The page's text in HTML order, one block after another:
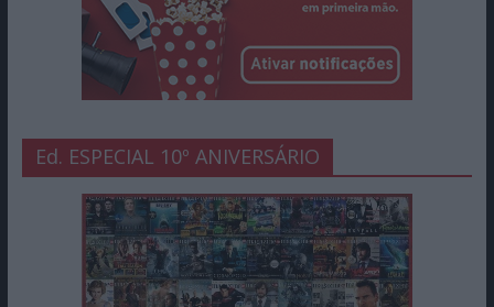
Ed. ESPECIAL 10º ANIVERSÁRIO